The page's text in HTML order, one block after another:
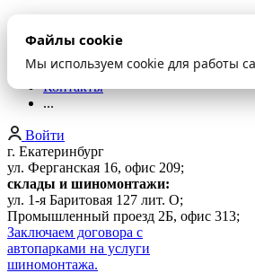
Файлы cookie
Мы используем cookie для работы
Оплата и доставка
Шиномонтаж
Контакты
...
Войти
г. Екатеринбург
ул. Ферганская 16, офис 209;
склады и шиномонтажи:
ул. 1-я Баритовая 127 лит. О;
Промышленный проезд 2Б, офис 313;
Заключаем договора с
автопарками на услуги
шиномонтажа.